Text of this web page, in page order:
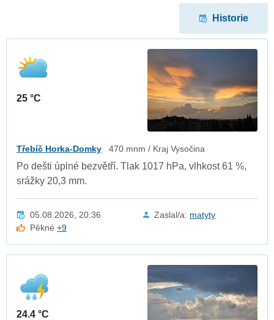
Historie
25 °C
Třebíč Horka-Domky 470 mnm / Kraj Vysočina
Po dešti úplné bezvětří. Tlak 1017 hPa, vlhkost 61 %,
srážky 20,3 mm.
05.08.2026, 20:36 Zaslal/a: matyty
Pěkné+9
24.4 °C